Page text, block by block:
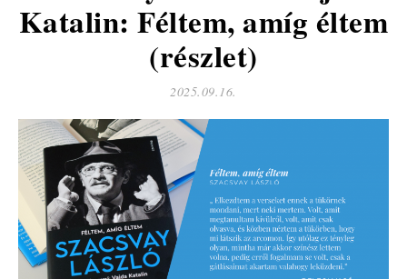
Katalin: Féltem, amíg éltem
(részlet)
2025.09.16.